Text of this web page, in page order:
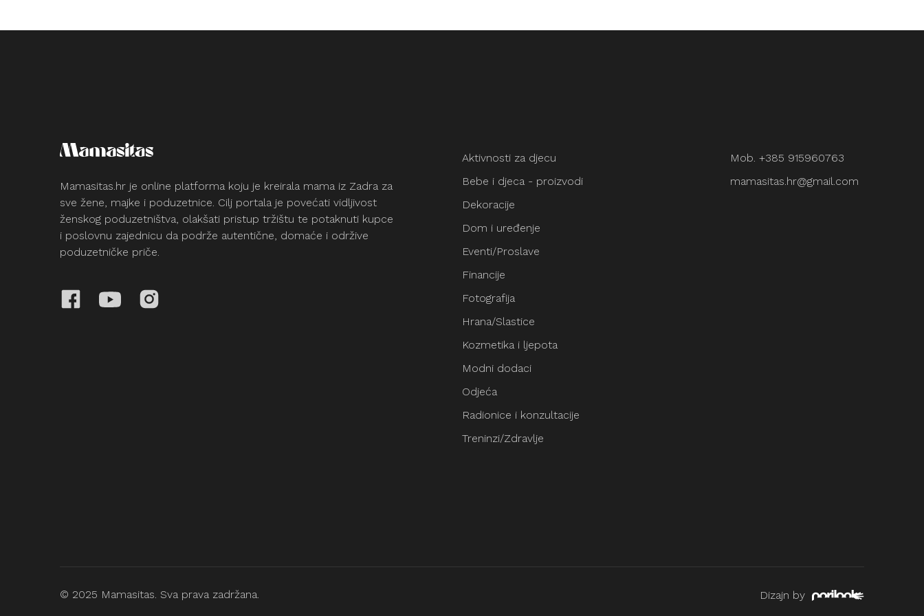
Odjeća
Mamasitas.hr je online platforma koju je kreirala mama iz Zadra za
sve žene, majke i poduzetnice. Cilj portala je povećati vidljivost
ženskog poduzetništva, olakšati pristup tržištu te potaknuti kupce
i poslovnu zajednicu da podrže autentične, domaće i održive
poduzetničke priče.
Aktivnosti za djecu
Bebe i djeca - proizvodi
Dekoracije
Dom i uređenje
Eventi/Proslave
Financije
Fotografija
Hrana/Slastice
Kozmetika i ljepota
Modni dodaci
Odjeća
Radionice i konzultacije
Treninzi/Zdravlje
Mob. +385 915960763
mamasitas.hr@gmail.com
© 2025 Mamasitas. Sva prava zadržana. Dizajn by